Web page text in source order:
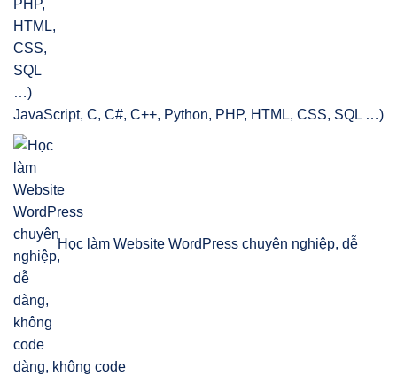
JavaScript, C, C#, C++, Python, PHP, HTML, CSS, SQL …)
Học làm Website WordPress chuyên nghiệp, dễ
dàng, không code